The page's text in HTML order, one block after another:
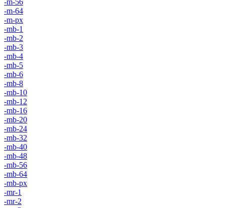
-m-64
-m-px
-mb-1
-mb-2
-mb-3
-mb-4
-mb-5
-mb-6
-mb-8
-mb-10
-mb-12
-mb-16
-mb-20
-mb-24
-mb-32
-mb-40
-mb-48
-mb-56
-mb-64
-mb-px
-mr-1
-mr-2